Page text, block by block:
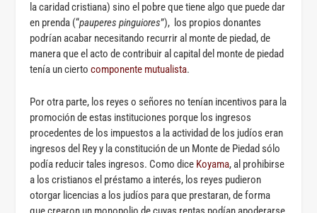
la caridad cristiana) sino el pobre que tiene algo que puede dar
en prenda (“pauperes pinguiores”), los propios donantes
podrían acabar necesitando recurrir al monte de piedad, de
manera que el acto de contribuir al capital del monte de piedad
tenía un ciertocomponente mutualista.
Por otra parte, los reyes o señores no tenían incentivos para la
promoción de estas instituciones porque los ingresos
procedentes de los impuestos a la actividad de los judíos eran
ingresos del Rey y la constitución de un Monte de Piedad sólo
podía reducir tales ingresos. Como dice Koyama, al prohibirse
a los cristianos el préstamo a interés, los reyes pudieron
otorgar licencias a los judíos para que prestaran, de forma